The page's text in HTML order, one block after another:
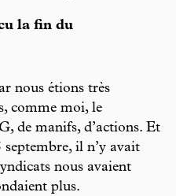
la fin du
nous étions très
comme moi, le
de manifs, d’actions. Et
septembre, il n’y avait
nous avaient
plus.